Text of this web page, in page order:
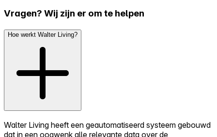
Vragen? Wij zijn er om te helpen
Hoe werkt Walter Living?
Walter Living heeft een geautomatiseerd systeem gebouwd
dat in een oogwenk alle relevante data over de